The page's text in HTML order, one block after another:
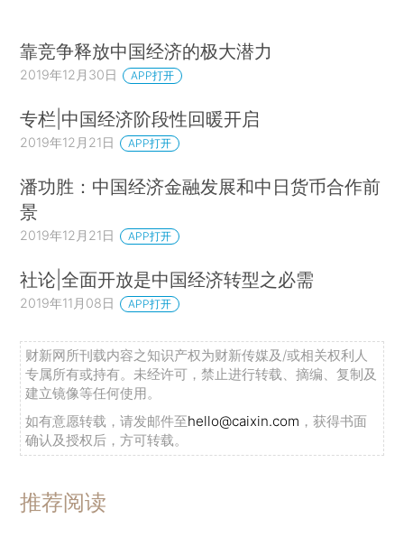
靠竞争释放中国经济的极大潜力
2019年12月30日 APP打开
专栏|中国经济阶段性回暖开启
2019年12月21日 APP打开
潘功胜：中国经济金融发展和中日货币合作前
景
2019年12月21日 APP打开
社论|全面开放是中国经济转型之必需
2019年11月08日 APP打开
财新网所刊载内容之知识产权为财新传媒及/或相关权利人
专属所有或持有。未经许可，禁止进行转载、摘编、复制及
建立镜像等任何使用。
如有意愿转载，请发邮件至hello@caixin.com ，获得书面
确认及授权后，方可转载。
推荐阅读